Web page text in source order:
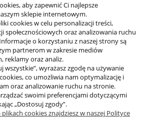
ZAKUPY
MOJE KONTO
PROGRAMY PROMOCYJNE
POPIELA-MOLEK NIP: 7341300379
aby zapewnić Ci najlepsze
sklepie internetowym.
cookies w celu personalizacji treści,
społecznościowych oraz analizowania ruchu
o korzystaniu z naszej strony są
partnerom w zakresie mediów
reklamy oraz analiz.
wszystkie”, wyrażasz zgodę na używanie
co umożliwia nam optymalizację i
oraz analizowanie ruchu na stronie.
swoimi preferencjami dotyczącymi
„Dostosuj zgody”.
cookies znajdziesz w naszej Polityce